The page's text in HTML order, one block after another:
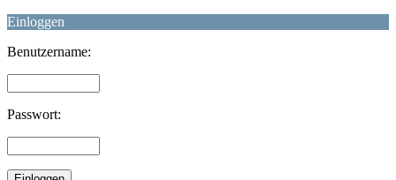
Einloggen
Benutzername:
Passwort: